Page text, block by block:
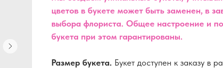
цветов в букете может быть заменен, в
выбора флориста. Общее настроение и
букета при этом гарантированы.
Размер букета. Букет доступен к заказу в